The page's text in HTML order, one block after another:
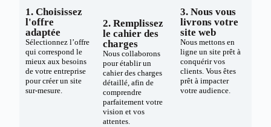
1. Choisissez
l'offre
adaptée
Sélectionnez l’offre
qui correspond le
mieux aux besoins
de votre entreprise
pour créer un site
sur-mesure.
2. Remplissez
le cahier des
charges
Nous collaborons
pour établir un
cahier des charges
détaillé, afin de
comprendre
parfaitement votre
vision et vos
attentes.
3. Nous vous
livrons votre
site web
Nous mettons en
ligne un site prêt à
conquérir vos
clients. Vous êtes
prêt à impacter
votre audience.